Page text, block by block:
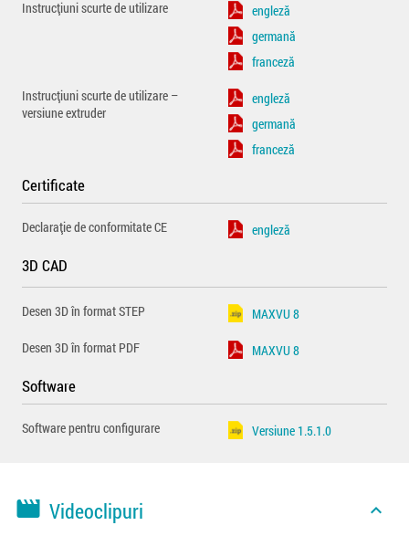
Instrucțiuni scurte de utilizare
engleză
germană
franceză
Instrucțiuni scurte de utilizare –
versiune extruder
engleză
germană
franceză
Certificate
Declarație de conformitate CE engleză
3D CAD
Desen 3D în format STEP
MAXVU 8
Desen 3D în format PDF
MAXVU 8
Software
Software pentru configurare Versiune 1.5.1.0
movie Videoclipuri expand_less